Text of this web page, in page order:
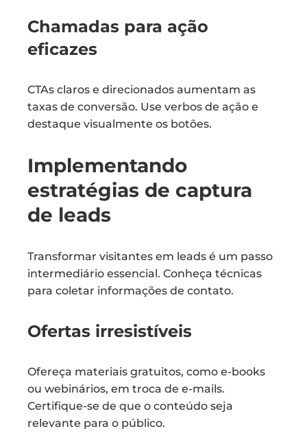
Chamadas para ação
eficazes
CTAs claros e direcionados aumentam as
taxas de conversão. Use verbos de ação e
destaque visualmente os botões.
Implementando
estratégias de captura
de leads
Transformar visitantes em leads é um passo
intermediário essencial. Conheça técnicas
para coletar informações de contato.
Ofertas irresistíveis
Ofereça materiais gratuitos, como e-books
ou webinários, em troca de e-mails.
Certifique-se de que o conteúdo seja
relevante para o público.